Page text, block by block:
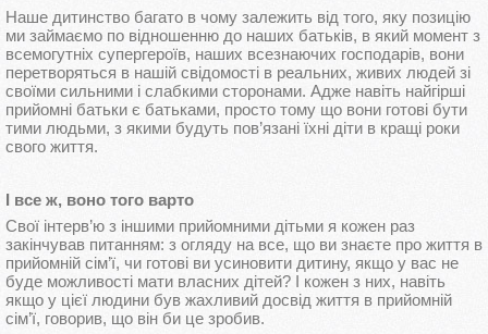
Наше дитинство багато в чому залежить від того, яку позицію
ми займаємо по відношенню до наших батьків, в який момент з
всемогутніх супергероїв, наших всезнаючих господарів, вони
перетворяться в нашій свідомості в реальних, живих людей зі
своїми сильними і слабкими сторонами. Адже навіть найгірші
прийомні батьки є батьками, просто тому що вони готові бути
тими людьми, з якими будуть пов’язані їхні діти в кращі роки
свого життя.
І все ж, воно того варто
Свої інтерв’ю з іншими прийомними дітьми я кожен раз
закінчував питанням: з огляду на все, що ви знаєте про життя в
прийомній сім’ї, чи готові ви усиновити дитину, якщо у вас не
буде можливості мати власних дітей? І кожен з них, навіть
якщо у цієї людини був жахливий досвід життя в прийомній
сім’ї, говорив, що він би це зробив.